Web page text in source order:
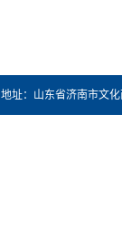
：山东省济南市文